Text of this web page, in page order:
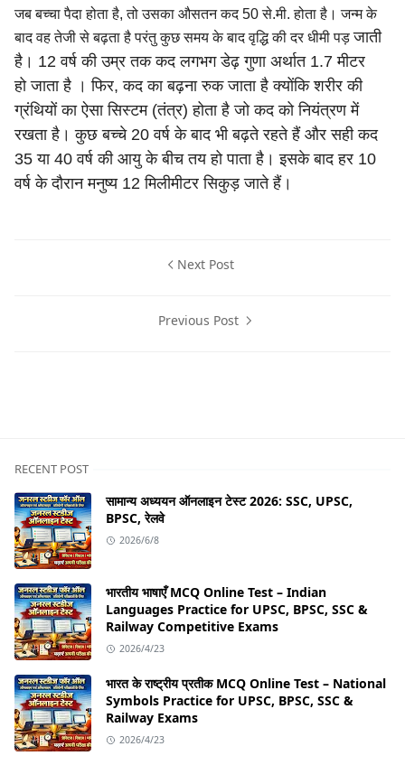
जब बच्चा पैदा होता है, तो उसका औसतन कद 50 से.मी. होता है। जन्म के
बाद वह तेजी से बढ़ता है परंतु कुछ समय के बाद वृद्धि की दर धीमी पड़जाती
है। 12 वर्ष की उम्र तक कद लगभग डेढ़ गुणा अर्थात 1.7 मीटर
होजाता है । फिर, कद का बढ़ना रुक जाता है क्योंकि शरीर की
ग्रंथियों का ऐसासिस्टम (तंत्र) होता है जो कद को नियंत्रण में
रखता है। कुछ बच्चे 20 वर्षके बाद भी बढ़ते रहते हैं और सही कद
35 या 40 वर्ष की आयु के बीच तयहो पाता है। इसके बाद हर 10
वर्ष के दौरान मनुष्य 12 मिलीमीटर सिकुड़जाते हैं।
Next Post
Previous Post
RECENT POST
सामान्य अध्ययन ऑनलाइन टेस्ट 2026: SSC, UPSC,
BPSC, रेलवे
2026/6/8
भारतीय भाषाएँ MCQ Online Test – Indian
Languages Practice for UPSC, BPSC, SSC &
Railway Competitive Exams
2026/4/23
भारत के राष्ट्रीय प्रतीक MCQ Online Test – National
Symbols Practice for UPSC, BPSC, SSC &
Railway Exams
2026/4/23